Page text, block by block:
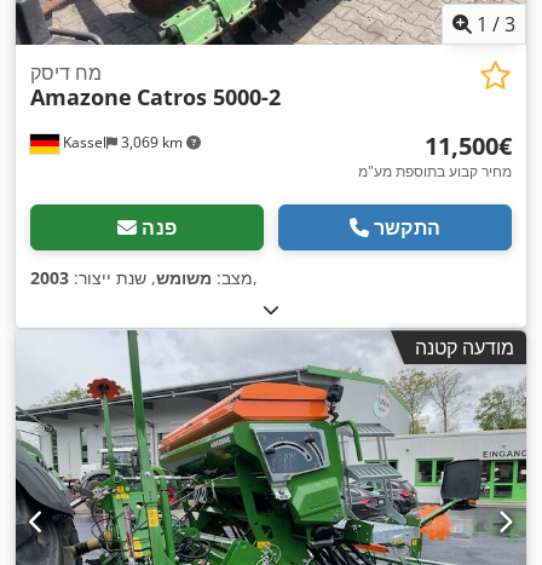
1 /3
Kassel 3,069 km
מח דיסק
Amazone Catros 5000-2
‏11,500 ‏€
מחיר קבוע בתוספת מע"מ
פנה התקשר
מצב: משומש, שנת ייצור: 2003 ,
מודעה קטנה